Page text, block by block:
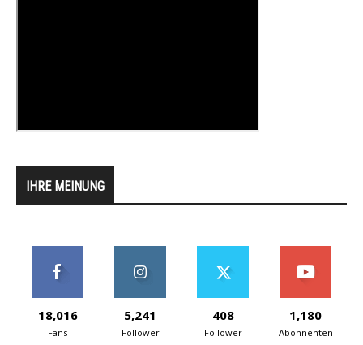
IHRE MEINUNG
18,016
Fans
5,241
Follower
408
Follower
1,180
Abonnenten